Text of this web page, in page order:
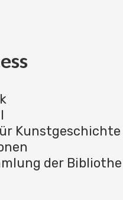
Kunstgeschichte
der